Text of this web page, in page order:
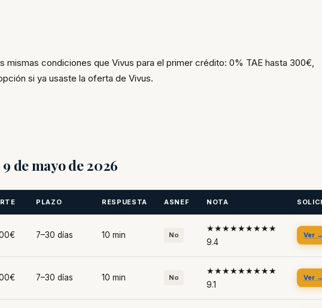
mismas condiciones que Vivus para el primer crédito: 0% TAE hasta 300€,
si ya usaste la oferta de Vivus.
de mayo de 2026
PLAZO RESPUESTA ASNEF NOTA
7–30 días 10 min No
★★★★★★★★★
9.4
Ver →
7–30 días 10 min No
★★★★★★★★★
9.1
Ver →